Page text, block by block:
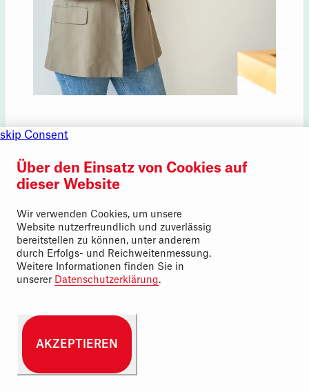
skip Consent
Über den Einsatz von Cookies auf
dieser Website
Wir verwenden Cookies, um unsere
Website nutzerfreundlich und zuverlässig
bereitstellen zu können, unter anderem
durch Erfolgs- und Reichweitenmessung.
Weitere Informationen finden Sie in
unserer Datenschutzerklärung.
AKZEPTIEREN
Laura Vazquez
Fachfrau Vermietung
043 311 19 76